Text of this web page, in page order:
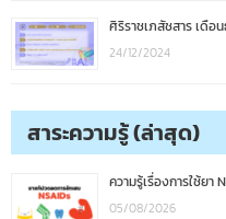
ศิริราชเภสัชสาร เดือ
24/12/2024
สาระความรู้ (ล่าสุด)
ความรู้เรื่องการใช้ยา
05/08/2026